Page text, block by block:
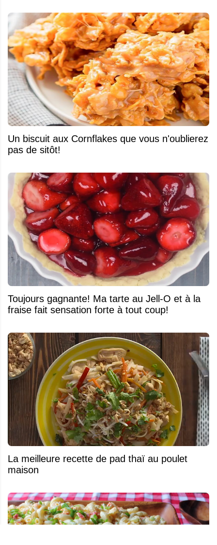
Un biscuit aux Cornflakes que vous n'oublierez
pas de sitôt!
Toujours gagnante! Ma tarte au Jell-O et à la
fraise fait sensation forte à tout coup!
La meilleure recette de pad thaï au poulet
maison